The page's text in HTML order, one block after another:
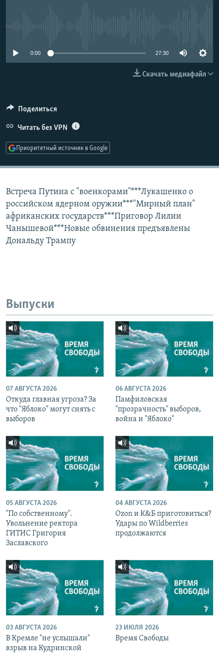
СОЦИАЛЬНЫЕ СЕТИ
0:00 27:30
Скачать медиафайл
Поделиться
Читать без VPN
Приоритетный источник в Google
Встреча Путина с "военкорами"***Лукашенко о
российском ядерном оружии***"Мирный план"
африканских государств***Приговор Лилии
Чанышевой***Новые обвинения предъявлены
Дональду Трампу
Выпуски
07 АВГУСТА 2026
Откуда главная угроза? За
что "Яблоко" могут снять с
выборов
06 АВГУСТА 2026
Памфиловская
"прозрачность" выборов,
война и "Яблоко"
05 АВГУСТА 2026
"По собственному".
Увольнение ректора
ГИТИС Григория
Заславского
04 АВГУСТА 2026
Ozon и К&Б приготовиться?
Удары по Wildberries
продолжаются
03 АВГУСТА 2026
В Кремле "не услышали"
взрыв на Кудринской
23 ИЮЛЯ 2026
Время Свободы